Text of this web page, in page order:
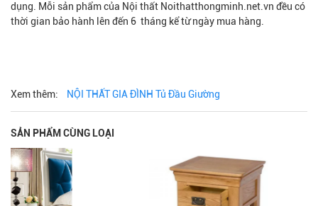
dụng. Mỗi sản phẩm của Nội thất Noithatthongminh.net.vn đều có
thời gian bảo hành lên đến 6 tháng kể từ ngày mua hàng.
Xem thêm: NỘI THẤT GIA ĐÌNH Tủ Đầu Giường
SẢN PHẨM CÙNG LOẠI